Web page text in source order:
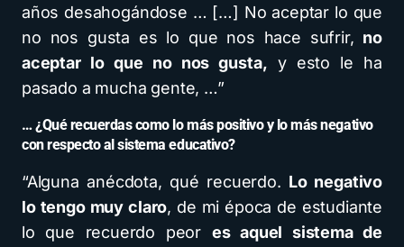
años desahogándose … […] No aceptar lo que
no nos gusta es lo que nos hace sufrir, no
aceptar lo que no nos gusta, y esto le ha
pasado a mucha gente, …”
… ¿Qué recuerdas como lo más positivo y lo más negativo
con respecto al sistema educativo?
“Alguna anécdota, qué recuerdo. Lo negativo
lo tengo muy claro, de mi época de estudiante
lo que recuerdo peor es aquel sistema de